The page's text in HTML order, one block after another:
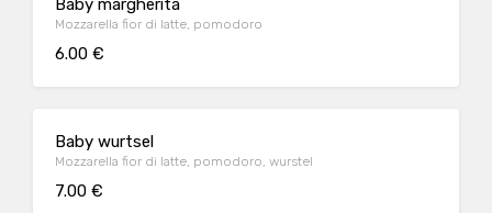
Baby margherita
Mozzarella fior di latte, pomodoro
6.00 €
Baby wurtsel
Mozzarella fior di latte, pomodoro, wurstel
7.00 €